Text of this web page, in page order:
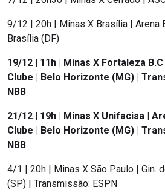
9/12 | 20h | Minas X Brasília | Arena
Brasília (DF)
19/12 | 11h | Minas X Fortaleza
Clube | Belo Horizonte (MG) |
NBB
21/12 | 19h | Minas X Unifacisa |
Clube | Belo Horizonte (MG) |
NBB
4/1 | 20h | Minas X São Paulo | Gin.
(SP) | Transmissão: ESPN